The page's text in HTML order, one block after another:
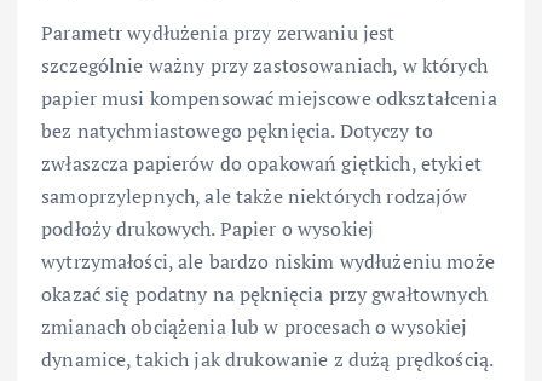
Parametr wydłużenia przy zerwaniu jest
szczególnie ważny przy zastosowaniach, w których
papier musi kompensować miejscowe odkształcenia
bez natychmiastowego pęknięcia. Dotyczy to
zwłaszcza papierów do opakowań giętkich, etykiet
samoprzylepnych, ale także niektórych rodzajów
podłoży drukowych. Papier o wysokiej
wytrzymałości, ale bardzo niskim wydłużeniu może
okazać się podatny na pęknięcia przy gwałtownych
zmianach obciążenia lub w procesach o wysokiej
dynamice, takich jak drukowanie z dużą prędkością.